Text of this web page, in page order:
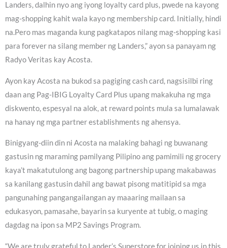
Landers, dalhin nyo ang iyong loyalty card plus, pwede na kayong
mag-shopping kahit wala kayo ng membership card. Initially, hindi
na.Pero mas maganda kung pagkatapos nilang mag-shopping kasi
para forever na silang member ng Landers,” ayon sa panayam ng
Radyo Veritas kay Acosta.
Ayon kay Acosta na bukod sa pagiging cash card, nagsisilbi ring
daan ang Pag-IBIG Loyalty Card Plus upang makakuha ng mga
diskwento, espesyal na alok, at reward points mula sa lumalawak
na hanay ng mga partner establishments ng ahensya.
Binigyang-diin din ni Acosta na malaking bahagi ng buwanang
gastusin ng maraming pamilyang Pilipino ang pamimili ng grocery
kaya’t makatutulong ang bagong partnership upang makabawas
sa kanilang gastusin dahil ang bawat pisong matitipid sa mga
pangunahing pangangailangan ay maaaring mailaan sa
edukasyon, pamasahe, bayarin sa kuryente at tubig, o maging
dagdag na ipon sa MP2 Savings Program.
“We are truly grateful to Lander’s Superstore for joining us in this